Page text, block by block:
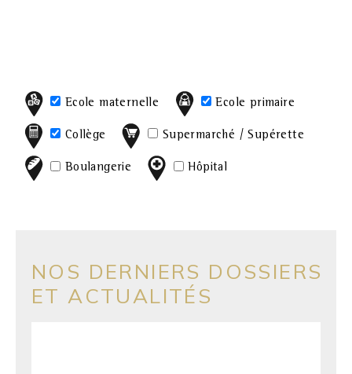
Ecole maternelle Ecole primaire
Collège Supermarché / Supérette
Boulangerie Hôpital
NOS DERNIERS DOSSIERS
ET ACTUALITÉS